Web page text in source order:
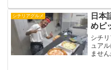
ノを
ハム
シチリアグルメ
日本
めピ
シチ
ュア
ませ